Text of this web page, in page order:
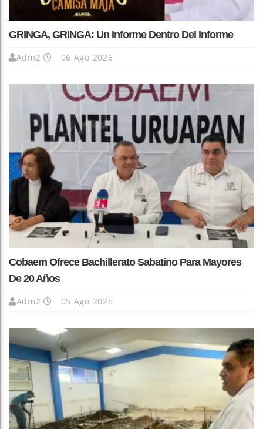
GRINGA, GRINGA: Un Informe Dentro Del Informe
Adm2 06 Ago 2026
Cobaem Ofrece Bachillerato Sabatino Para Mayores
De 20 Años
Adm2 05 Ago 2026